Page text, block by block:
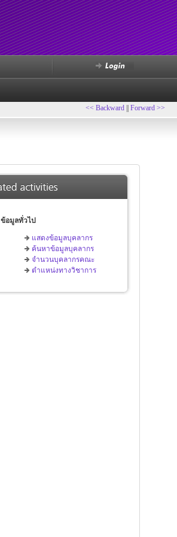
<< Backward Forward >>
ข้อมูลทั่วไป
แสดงข้อมูลบุคลากร
ค้นหาข้อมูลบุคลากร
จำนวนบุคลากรคณะ
ตำแหน่งทางวิชาการ